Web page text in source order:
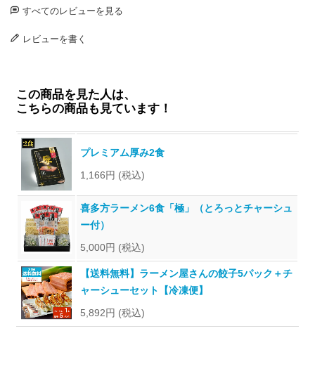
すべてのレビューを見る
レビューを書く
この商品を見た人は、
こちらの商品も見ています！
プレミアム厚み2食
1,166円 (税込)
喜多方ラーメン6食「極」（とろっとチャーシュ
ー付）
5,000円 (税込)
【送料無料】ラーメン屋さんの餃子5パック＋チ
ャーシューセット【冷凍便】
5,892円 (税込)